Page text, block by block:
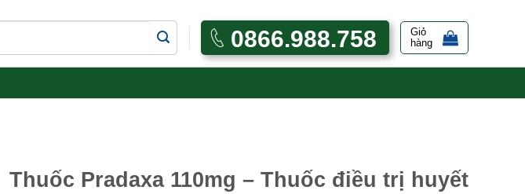
0866.988.758
Giỏ
hàng
Thuốc Pradaxa 110mg – Thuốc điều trị huyết